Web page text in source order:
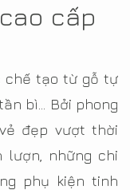
cấp
chế tạo từ gỗ tự
bì… Bởi phong
đẹp vượt thời
lượn, những chi
phụ kiện tinh